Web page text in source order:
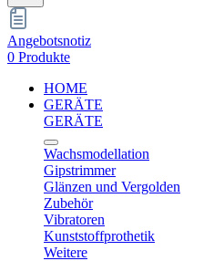
Angebotsnotiz
0 Produkte
HOME
GERÄTE
GERÄTE
Wachsmodellation
Gipstrimmer
Glänzen und Vergolden
Zubehör
Vibratoren
Kunststoffprothetik
Weitere